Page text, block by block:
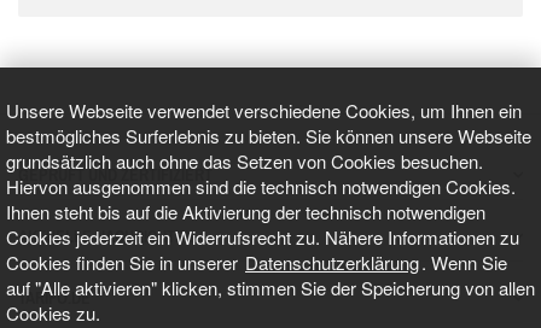
Unsere Webseite verwendet verschiedene Cookies, um Ihnen ein
bestmögliches Surferlebnis zu bieten. Sie können unsere Webseite
grundsätzlich auch ohne das Setzen von Cookies besuchen.
Hiervon ausgenommen sind die technisch notwendigen Cookies.
Ihnen steht bis auf die Aktivierung der technisch notwendigen
Cookies jederzeit ein Widerrufsrecht zu. Nähere Informationen zu
Cookies finden Sie in unserer Datenschutzerklärung. Wenn Sie
auf "Alle aktivieren" klicken, stimmen Sie der Speicherung von allen
Cookies zu.
GEPRÜFT UND ZERTIFIZIERT
AKTUELLE NACHRICHTEN
TARIFO.DE